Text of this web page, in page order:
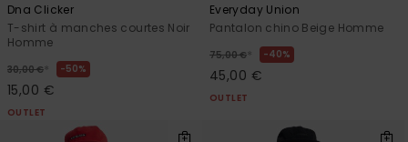
Dna Clicker
T-shirt à manches courtes Noir
Homme
30,00 € * 50%
15,00 €
OUTLET
Everyday Union
Pantalon chino Beige Homme
75,00 € * 40%
45,00 €
OUTLET